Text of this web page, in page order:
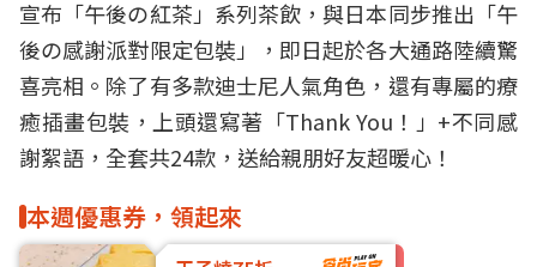
宣布「午後の紅茶 」系列茶飲，與日本同步推出「午
後の感謝派對限定包裝」，即日起於各大通路陸續驚
喜亮相。除了有多款迪士尼人氣角色，還有專屬的療
癒插畫包裝，上頭還寫著「Thank You！」+不同感
謝絮語，全套共24款，送給親朋好友超暖心！
本週優惠券，領起來